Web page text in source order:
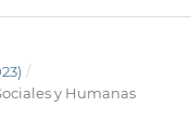
/
y Humanas